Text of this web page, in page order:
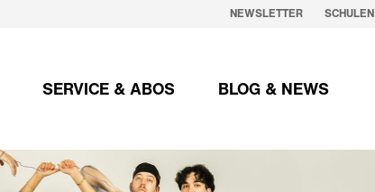
NEWSLETTER SCHULEN
SERVICE & ABOS BLOG & NEWS